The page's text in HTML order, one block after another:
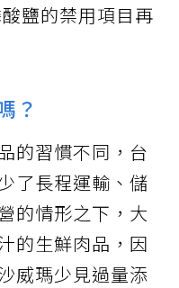
鹽的禁用項目再
？
的習慣不同，台
了長程運輸、儲
的情形之下，大
的生鮮肉品，因
威瑪少見過量添